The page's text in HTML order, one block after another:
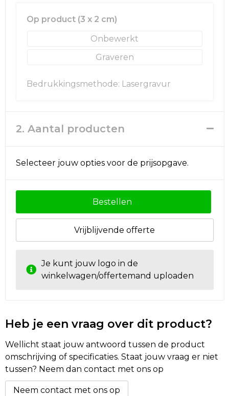
Schoenentassen
Tablettassen
Waterbestendige tassen
Autotassen
Overalls
Been- en voetbescherming
Gereedschap
Op product (3 x 2 cm)
Onbewerkt
Graveren
Bedrukkingsmethode: Lasergravur
2. Aantal producten
Selecteer jouw opties voor de prijsopgave.
Bestellen
Vrijblijvende offerte
Je kunt jouw logo in de
winkelwagen/offertemand uploaden
Heb je een vraag over dit product?
Wellicht staat jouw antwoord tussen de product
omschrijving of specificaties. Staat jouw vraag er niet
tussen? Neem dan contact met ons op
Neem contact met ons op